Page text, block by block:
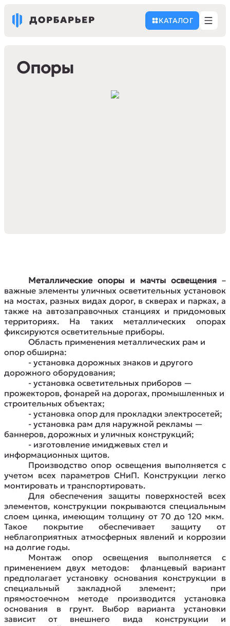
КАТАЛОГ
Опоры
Металлические опоры и мачты освещения–
важные элементы уличных осветительных установок
на мостах, разных видах дорог, в скверах и парках, а
также на автозаправочных станциях и придомовых
территориях. На таких металлических опорах
фиксируются осветительные приборы.
Область применения металлических рам и
опор обширна:
- установка дорожных знаков и другого
дорожного оборудования;
- установка осветительных приборов —
прожекторов, фонарей на дорогах, промышленных и
строительных объектах;
- установка опор для прокладки электросетей;
- установка рам для наружной рекламы —
баннеров, дорожных и уличных конструкций;
- изготовление имиджевых стел и
информационных щитов.
Производство опор освещения выполняется с
учетом всех параметров СНиП. Конструкции легко
монтировать и транспортировать.
Для обеспечения защиты поверхностей всех
элементов, конструкции покрываются специальным
слоем цинка, имеющим толщину от 70 до 120 мкм.
Такое покрытие обеспечивает защиту от
неблагоприятных атмосферных явлений и коррозии
на долгие годы.
Монтаж опор освещения выполняется с
применением двух методов:
фланцевый вариант
предполагает установку основания конструкции в
специальный закладной элемент;
при
прямостоечном методе производится установка
основания в грунт. Выбор варианта установки
зависит от внешнего вида конструкции и